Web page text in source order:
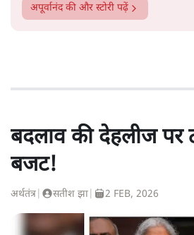
अपूर्वानंदकी और स्टोरी पढ़ें
बदलाव की देहलीज पर
बजट!
अर्थतंत्र सतीश झा 2 FEB, 2026